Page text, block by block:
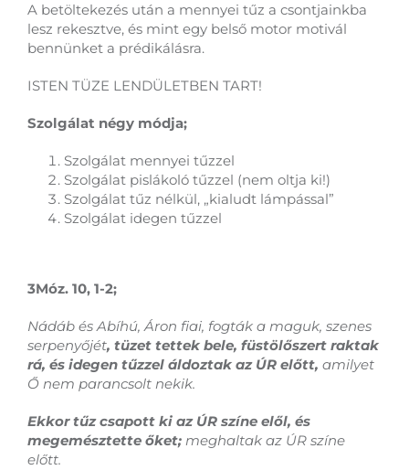
A betöltekezés után a mennyei tűz a csontjainkba
lesz rekesztve, és mint egy belső motor motivál
bennünket a prédikálásra.
ISTEN TÜZE LENDÜLETBEN TART!
Szolgálat négy módja;
Szolgálat mennyei tűzzel
Szolgálat pislákoló tűzzel (nem oltja ki!)
Szolgálat tűz nélkül, „kialudt lámpással”
Szolgálat idegen tűzzel
3Móz. 10, 1-2;
Nádáb és Abíhú, Áron fiai, fogták a maguk, szenes
serpenyőjét, tüzet tettek bele, füstölőszert raktak
rá, és idegen tűzzel áldoztak az ÚR előtt, amilyet
Ő nem parancsolt nekik.
Ekkor tűz csapott ki az ÚR színe elől, és
megemésztette őket; meghaltak az ÚR színe
előtt.